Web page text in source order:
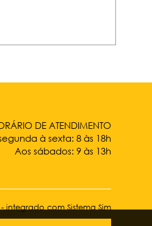
DE ATENDIMENTO
à sexta: 8 às 18h
Aos sábados: 9 às 13h
integrado com Sistema Sim